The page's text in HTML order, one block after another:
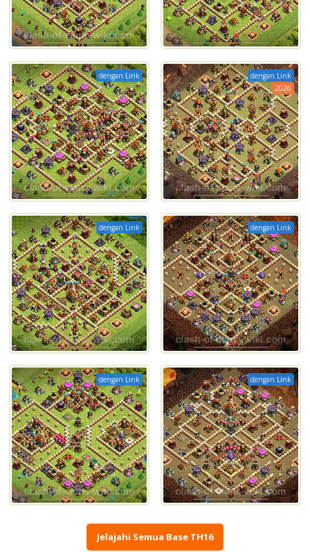
dengan Link
dengan Link
2026
dengan Link dengan Link
dengan Link dengan Link
Jelajahi Semua Base TH16